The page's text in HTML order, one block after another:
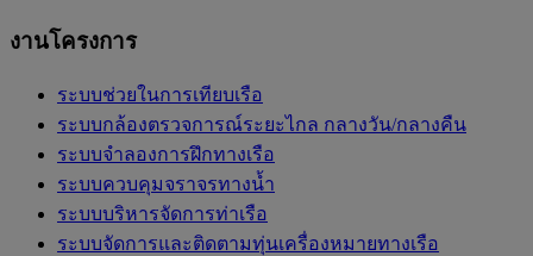
งานโครงการ
ระบบช่วยในการเทียบเรือ
ระบบกล้องตรวจการณ์ระยะไกล กลางวัน/กลางคืน
ระบบจำลองการฝึกทางเรือ
ระบบควบคุมจราจรทางน้ำ
ระบบบริหารจัดการท่าเรือ
ระบบจัดการและติดตามทุ่นเครื่องหมายทางเรือ